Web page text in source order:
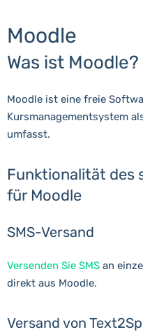
Moodle
Was ist Moodle?
Moodle ist eine freie
Kursmanagementsystem
umfasst.
Funktionalität des
für Moodle
SMS-Versand
Versenden Sie SMS an
direkt aus Moodle.
Versand von